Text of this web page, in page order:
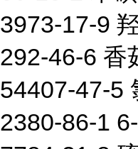
3973-17-9
292-46-6 香
54407-47-5
2380-86-1